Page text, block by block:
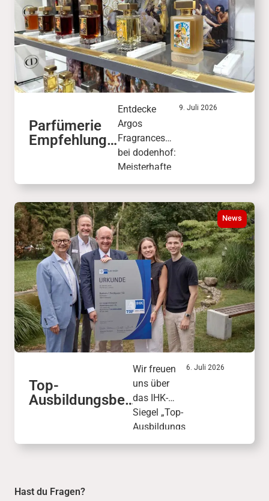
vielseitige
Looks.
Parfümerie
Empfehlung:
S
Entdecke
Argos
Fragrances
bei dodenhof:
Meisterhafte
Luxusdüfte
of Bacchus“
verbinden die
faszinierende
Welt der
antiken
Mythologie.
9. Juli 2026
News
Top-
Ausbildungsbet
dodenhof aus
Wir freuen
uns über
das IHK-
Siegel „Top-
Ausbildungs
betrieb“: Mit
6. Juli 2026
Hast du Fragen?